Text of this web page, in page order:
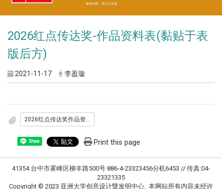
2026红点传达奖-作品资料表(黏贴于表
版后方)
2021-11-17 李盈璇
2026红点传达奖作品资料表_黏贴于表板后方_.docx
Share Print this page
41354 台中市雾峰区柳丰路500号 886-4-23323456分机6453 // 传真:04-
23321335
Copyright © 2023 亚洲大学创意设计暨发明中心. 本网站所有内容未经许